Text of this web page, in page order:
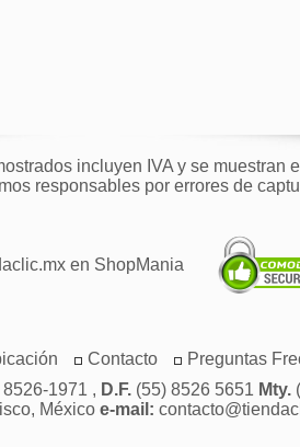
incluyen IVA y se muestran
responsables por errores de
Contacto Preguntas
1971 , D.F.(55) 8526 5651 Mty.
México e-mail: